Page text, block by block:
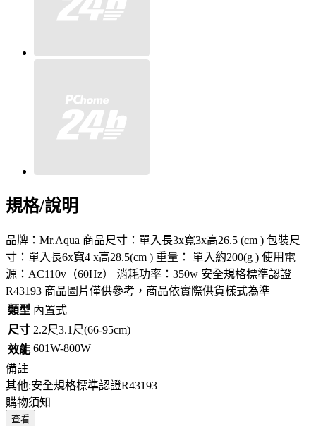
規格/說明
品牌：Mr.Aqua 商品尺寸：單入長3x寬3x高26.5 (cm ) 包裝尺
寸：單入長6x寬4 x高28.5(cm ) 重量： 單入約200(g ) 使用電
源：AC110v（60Hz） 消耗功率：350w 安全規格標準認證
R43193 商品圖片僅供參考，商品依實際供貨樣式為準
類型 內置式
尺寸 2.2尺3.1尺(66-95cm)
效能 601W-800W
備註
其他:安全規格標準認證R43193
購物須知
查看